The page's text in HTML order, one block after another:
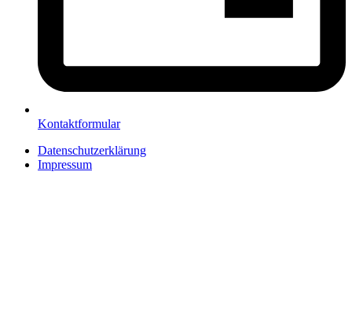
Kontaktformular
Datenschutzerklärung
Impressum